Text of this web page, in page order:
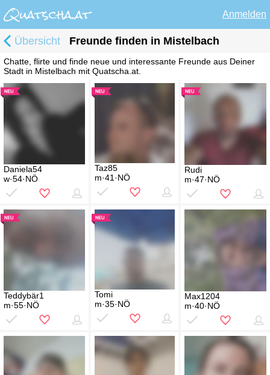
Anmelden
Übersicht Freunde finden in Mistelbach
Chatte, flirte und finde neue und interessante Freunde aus Deiner
Stadt in Mistelbach mit Quatscha.at.
Daniela54
w·54·NÖ
Taz85
m·41·NÖ
Rudi
m·47·NÖ
Teddybär1
m·55·NÖ
Tomi
m·35·NÖ
Max1204
m·40·NÖ